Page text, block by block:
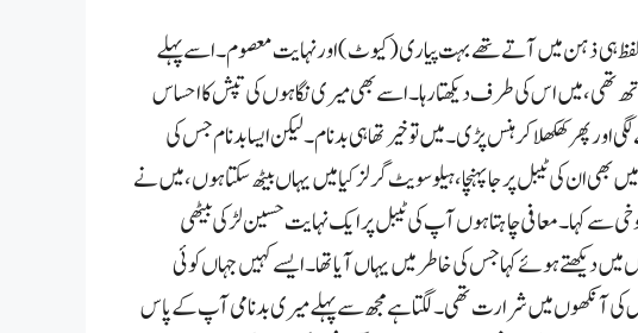
لفظ ہی ذہن میں آتے تھے بہت پیاری (کیوٹ) اور نہایت معصوم ۔ اسے پہلے
تھی،میں اس کی طرف دیکھتا رہا۔اسے بھی میری نگاہوں کی تپش کا احساس
پھر کھلکھلا کر ہنس پڑی۔میں تو خیر تھا ہی بدنام۔لیکن ایسا بدنام جس کی
بھی ان کی ٹیبل پر جا پہنچا ،ہیلو سویٹ گرلز کیا میں یہاں بیٹھ سکتا ہوں،میں نے
سے کہا۔معافی چاہتا ہوں آپ کی ٹیبل پر ایک نہایت حسین لڑکی بیٹھی
دیکھتے ہوئے کہا جس کی خاطر میں یہاں آیا تھا۔ایسے کہیں جہاں کوئی
کی آنکھوں میں شرارت تھی۔لگتا ہے مجھ سے پہلے میری بدنامی آپ کے پاس